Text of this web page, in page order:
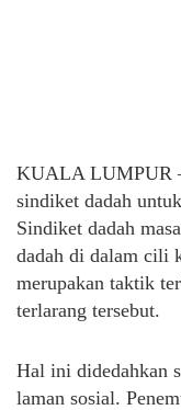
KUALA LUMPUR
sindiket dadah
Sindiket dadah
dadah di dalam cili
merupakan taktik
terlarang tersebut.
Hal ini didedahkan
laman sosial.